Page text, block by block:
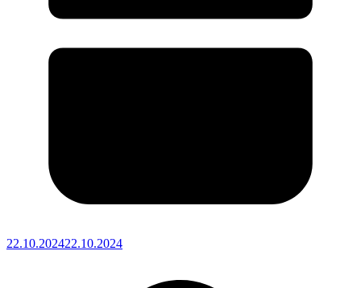
22.10.202422.10.2024